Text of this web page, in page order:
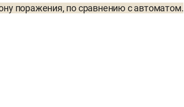
поражения, по сравнению с автоматом.